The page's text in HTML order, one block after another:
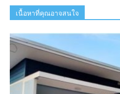
เนื้อหาที่คุณอาจสนใจ